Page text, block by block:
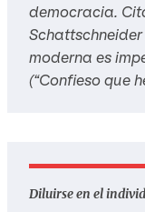
democracia.
moderna es
(“Confieso que
Diluirse en el